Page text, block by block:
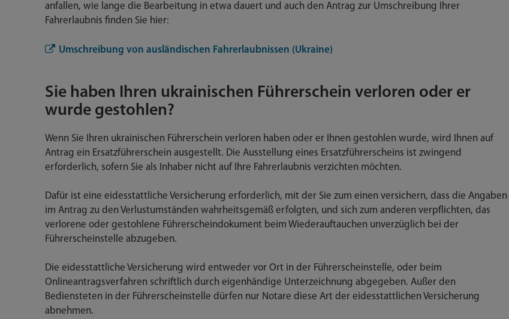
anfallen, wie lange die Bearbeitung in etwa dauert und auch den Antrag zur Umschreibung Ihrer
Fahrerlaubnis finden Sie hier:
Umschreibung von ausländischen Fahrerlaubnissen (Ukraine)
Sie haben Ihren ukrainischen Führerschein verloren oder er
wurde gestohlen?
Wenn Sie Ihren ukrainischen Führerschein verloren haben oder er Ihnen gestohlen wurde, wird Ihnen auf
Antrag ein Ersatzführerschein ausgestellt. Die Ausstellung eines Ersatzführerscheins ist zwingend
erforderlich, sofern Sie als Inhaber nicht auf Ihre Fahrerlaubnis verzichten möchten.
Dafür ist eine eidesstattliche Versicherung erforderlich, mit der Sie zum einen versichern, dass die Angaben
im Antrag zu den Verlustumständen wahrheitsgemäß erfolgten, und sich zum anderen verpflichten, das
verlorene oder gestohlene Führerscheindokument beim Wiederauftauchen unverzüglich bei der
Führerscheinstelle abzugeben.
Die eidesstattliche Versicherung wird entweder vor Ort in der Führerscheinstelle, oder beim
Onlineantragsverfahren schriftlich durch eigenhändige Unterzeichnung abgegeben. Außer den
Bediensteten in der Führerscheinstelle dürfen nur Notare diese Art der eidesstattlichen Versicherung
abnehmen.